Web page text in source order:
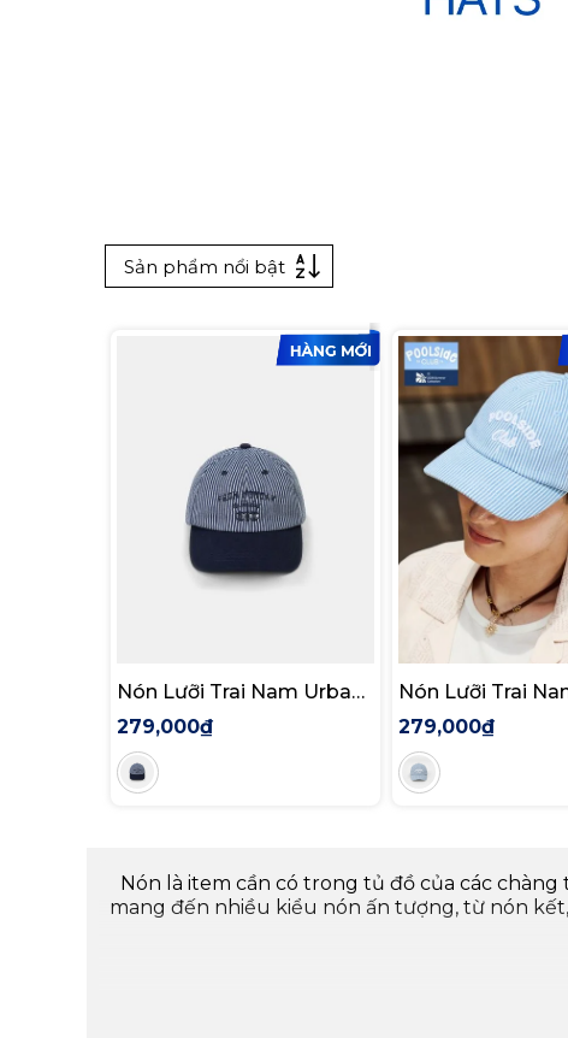
Nón Lưỡi Trai Nam Urban
Pinstripe
279,000₫
Nón Lưỡi Trai
Poolside Club
279,000₫
Nón là item cần có trong tủ đồ của các
mang đến nhiều kiểu nón ấn tượng, từ nón